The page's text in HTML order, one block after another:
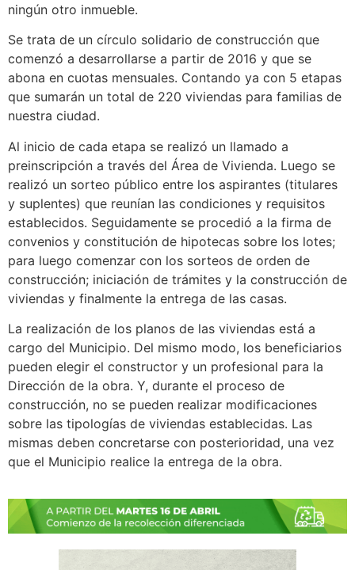
ningún otro inmueble.
Se trata de un círculo solidario de construcción que
comenzó a desarrollarse a partir de 2016 y que se
abona en cuotas mensuales. Contando ya con 5 etapas
que sumarán un total de 220 viviendas para familias de
nuestra ciudad.
Al inicio de cada etapa se realizó un llamado a
preinscripción a través del Área de Vivienda. Luego se
realizó un sorteo público entre los aspirantes (titulares
y suplentes) que reunían las condiciones y requisitos
establecidos. Seguidamente se procedió a la firma de
convenios y constitución de hipotecas sobre los lotes;
para luego comenzar con los sorteos de orden de
construcción; iniciación de trámites y la construcción de
viviendas y finalmente la entrega de las casas.
La realización de los planos de las viviendas está a
cargo del Municipio. Del mismo modo, los beneficiarios
pueden elegir el constructor y un profesional para la
Dirección de la obra. Y, durante el proceso de
construcción, no se pueden realizar modificaciones
sobre las tipologías de viviendas establecidas. Las
mismas deben concretarse con posterioridad, una vez
que el Municipio realice la entrega de la obra.